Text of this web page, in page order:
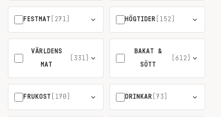
FESTMAT (271) HÖGTIDER (152)
VÄRLDENS
MAT
(331)
BAKAT &
SÖTT
(612)
FRUKOST (170) DRINKAR (73)